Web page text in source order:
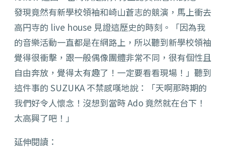
發現竟然有新學校領袖和崎山蒼志的競演，馬上衝去
高円寺的 live house 見證這歷史的時刻。「因為我
的音樂活動一直都是在網路上，所以聽到新學校領袖
覺得很衝擊，跟一般偶像團體非常不同，很有個性且
自由奔放，覺得太有趣了！一定要看看現場！」聽到
這件事的 SUZUKA 不禁感嘆地說：「天啊那時期的
我們好令人懷念！沒想到當時 Ado 竟然就在台下！
太高興了吧！」
延伸閱讀：